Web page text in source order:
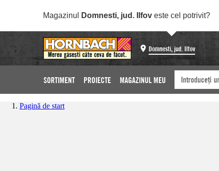
Magazinul Domnesti, jud. Ilfov este cel potrivit?
Domnesti, jud. Ilfov
SORTIMENT PROIECTE MAGAZINUL MEU
Pagină de start